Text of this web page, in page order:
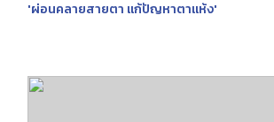
'ผ่อนคลายสายตา แก้ปัญหาตาแห้ง'